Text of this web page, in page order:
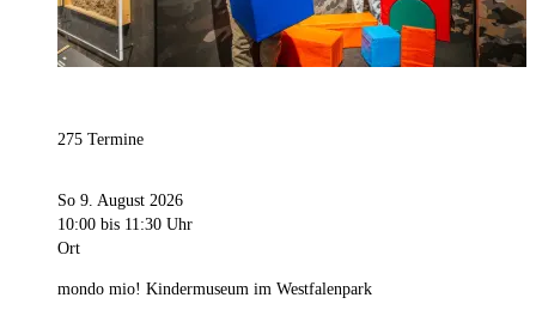
275 Termine
So 9. August 2026
10:00 bis 11:30 Uhr
Ort
mondo mio! Kindermuseum im Westfalenpark